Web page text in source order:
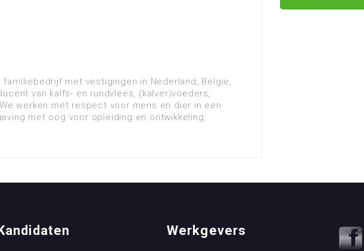
familiebedrijf met vestigingen in Nederland, België,
van kalfs- en rundvlees, (kalver)voeders,
werken met respect voor mens en dier in een
met oog voor opleiding en ontwikkeling.
Werkgevers